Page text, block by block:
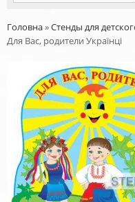
Головна»Стенды для
Для Вас, родители Українці